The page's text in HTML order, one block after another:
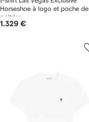
Horseshoe à logo et poche de
poitrine
1.329 €